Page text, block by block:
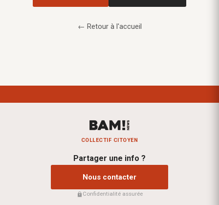
← Retour à l'accueil
COLLECTIF CITOYEN
Partager une info ?
Nous contacter
Confidentialité assurée